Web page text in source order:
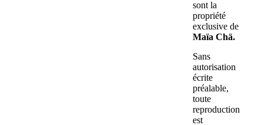
sont la
propriété
exclusive de
Maïa Chä.
Sans
autorisation
écrite
préalable,
toute
reproduction
est